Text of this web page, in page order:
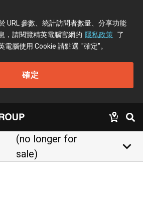
URL 參數、統計訪問者數量、分享功能
，請閱覽精英電腦官網的 隱私政策 了
電腦使用 Cookie 請點選 "確定"。
確定
(no longer for
sale)
keyboard_arrow_down